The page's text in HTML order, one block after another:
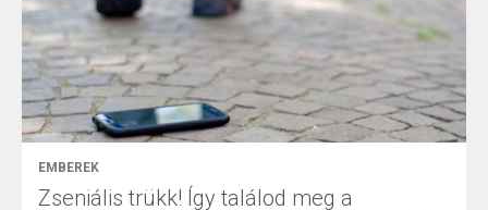
EMBEREK
Zseniális trükk! Így találod meg a